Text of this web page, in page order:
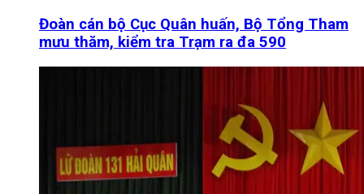
Đoàn cán bộ Cục Quân huấn, Bộ Tổng Tham
mưu thăm, kiểm tra Trạm ra đa 590